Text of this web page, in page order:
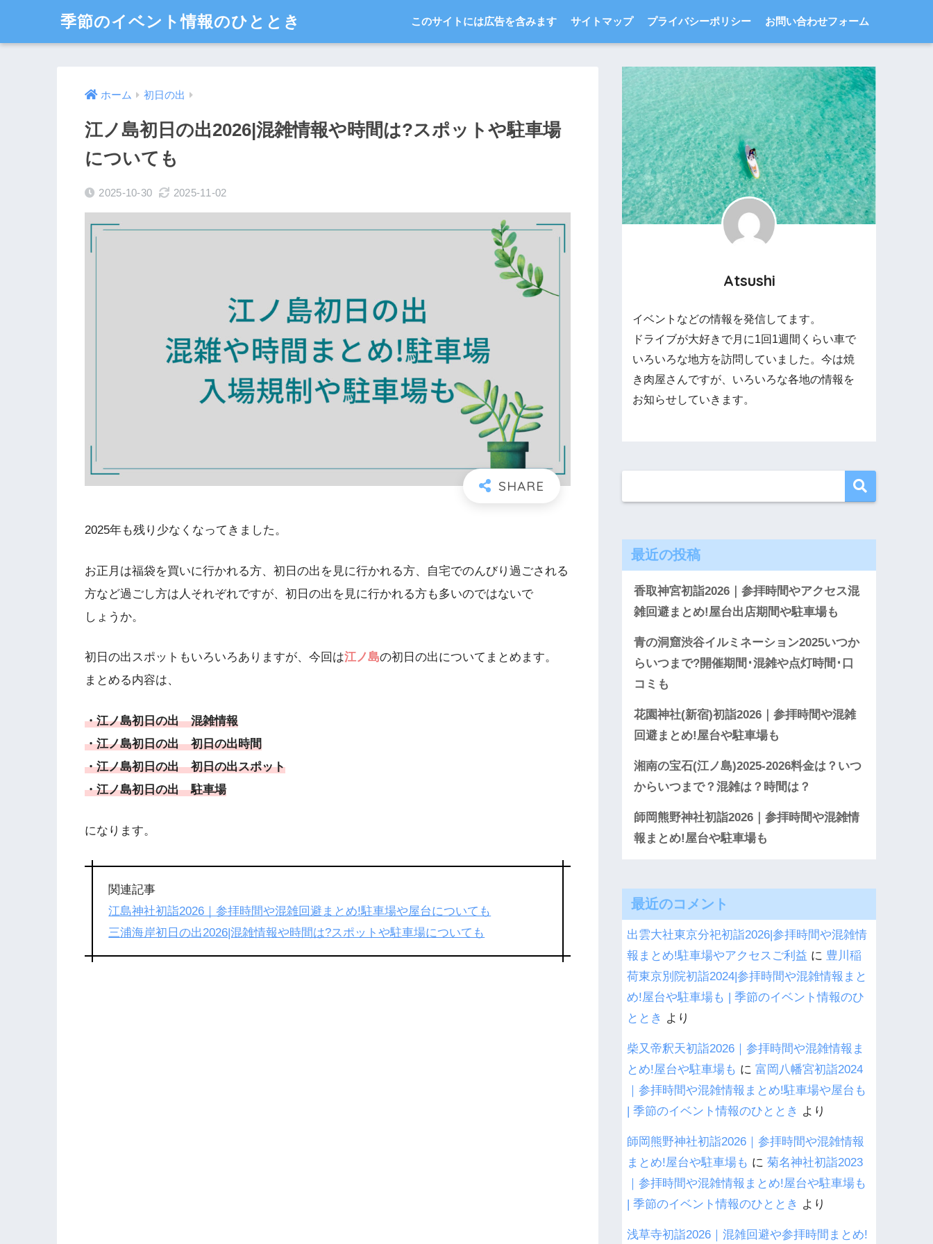
季節のイベント情報のひととき このサイトには広告を含みます サイトマップ プライバシーポリシー お問い合わせフォーム
ホーム 初日の出
江ノ島初日の出2026|混雑情報や時間は?スポットや駐車場
についても
2025-10-30 2025-11-02
2025年も残り少なくなってきました。
お正月は福袋を買いに行かれる方、初日の出を見に行かれる方、自宅でのんびり過ごされる
方など過ごし方は人それぞれですが、初日の出を見に行かれる方も多いのではないで
しょうか。
初日の出スポットもいろいろありますが、今回は江ノ島の初日の出についてまとめます。
まとめる内容は、
・江ノ島初日の出 混雑情報
・江ノ島初日の出 初日の出時間
・江ノ島初日の出 初日の出スポット
・江ノ島初日の出 駐車場
になります。
関連記事
江島神社初詣2026｜参拝時間や混雑回避まとめ!駐車場や屋台についても
三浦海岸初日の出2026|混雑情報や時間は?スポットや駐車場についても
Atsushi
イベントなどの情報を発信してます。
ドライブが大好きで月に1回1週間くらい車で
いろいろな地方を訪問していました。今は焼
き肉屋さんですが、いろいろな各地の情報を
お知らせしていきます。
最近の投稿
香取神宮初詣2026｜参拝時間やアクセス混
雑回避まとめ!屋台出店期間や駐車場も
青の洞窟渋谷イルミネーション2025いつか
らいつまで?開催期間･混雑や点灯時間･口
コミも
花園神社(新宿)初詣2026｜参拝時間や混雑
回避まとめ!屋台や駐車場も
湘南の宝石(江ノ島)2025-2026料金は？いつ
からいつまで？混雑は？時間は？
師岡熊野神社初詣2026｜参拝時間や混雑情
報まとめ!屋台や駐車場も
最近のコメント
出雲大社東京分祀初詣2026|参拝時間や混雑情
報まとめ!駐車場やアクセスご利益 に 豊川稲
荷東京別院初詣2024|参拝時間や混雑情報まと
め!屋台や駐車場も | 季節のイベント情報のひ
ととき より
柴又帝釈天初詣2026｜参拝時間や混雑情報ま
とめ!屋台や駐車場も に富岡八幡宮初詣2024
｜参拝時間や混雑情報まとめ!駐車場や屋台も
| 季節のイベント情報のひととき より
師岡熊野神社初詣2026｜参拝時間や混雑情報
まとめ!屋台や駐車場も に菊名神社初詣2023
｜参拝時間や混雑情報まとめ!屋台や駐車場も
| 季節のイベント情報のひととき より
浅草寺初詣2026｜混雑回避や参拝時間まとめ!